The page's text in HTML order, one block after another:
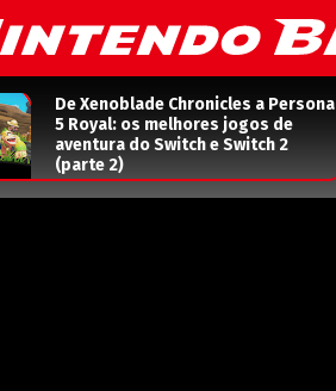
De Xenoblade Chronicles a Persona
5 Royal: os melhores jogos de
aventura do Switch e Switch 2
(parte 2)